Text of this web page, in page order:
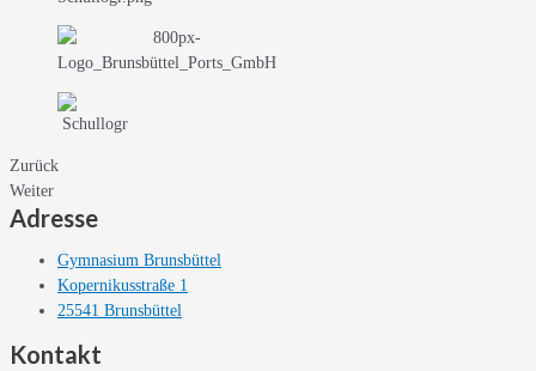
Zurück
Weiter
Adresse
Gymnasium Brunsbüttel
Kopernikusstraße 1
25541 Brunsbüttel
Kontakt